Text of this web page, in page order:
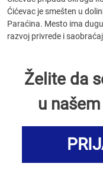
Ćićevac je smešten u
Paraćina. Mesto ima
razvoj privrede i
Želite da
u